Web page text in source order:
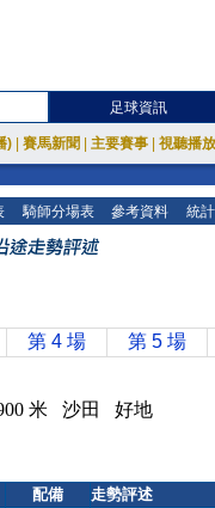
足球資訊
) 賽馬新聞 主要賽事 視聽播
騎師分場表 參考資料 統
第 4 場 第 5 場
米 沙田 好地
配備
走勢評述